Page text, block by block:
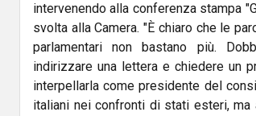
intervenendo alla conferenza stampa
svolta alla Camera. "È chiaro che le
parlamentari non bastano più.
indirizzare una lettera e chiedere un
interpellarla come presidente del
italiani nei confronti di stati esteri, ma